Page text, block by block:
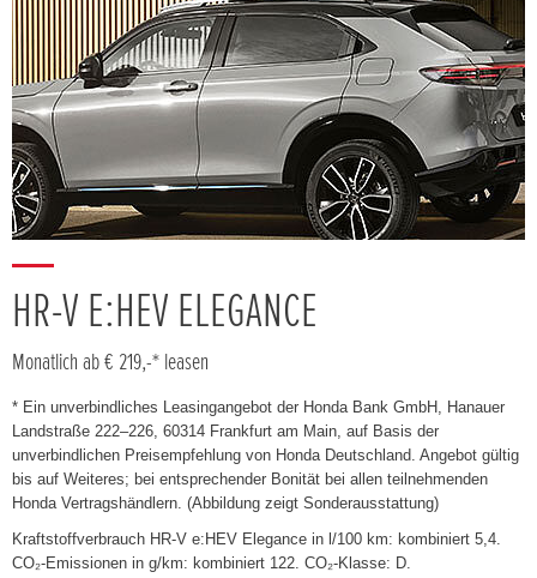
HR-V E:HEV ELEGANCE
Monatlich ab € 219,-* leasen
* Ein unverbindliches Leasingangebot der Honda Bank GmbH, Hanauer
Landstraße 222–226, 60314 Frankfurt am Main, auf Basis der
unverbindlichen Preisempfehlung von Honda Deutschland. Angebot gültig
bis auf Weiteres; bei entsprechender Bonität bei allen teilnehmenden
Honda Vertragshändlern. (Abbildung zeigt Sonderausstattung)
Kraftstoffverbrauch HR-V e:HEV Elegance in l/100 km: kombiniert 5,4.
CO₂-Emissionen in g/km: kombiniert 122. CO₂-Klasse: D.